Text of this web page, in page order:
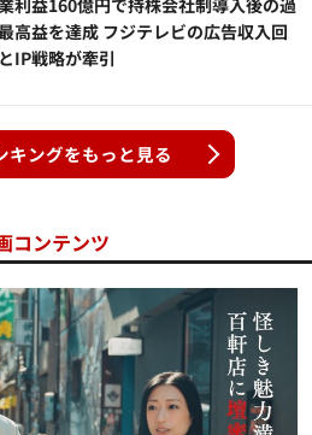
利益160億円で持株会社制導入後の過
高益を達成 フジテレビの広告収入回
IP戦略が牽引
キングをもっと見る
コンテンツ